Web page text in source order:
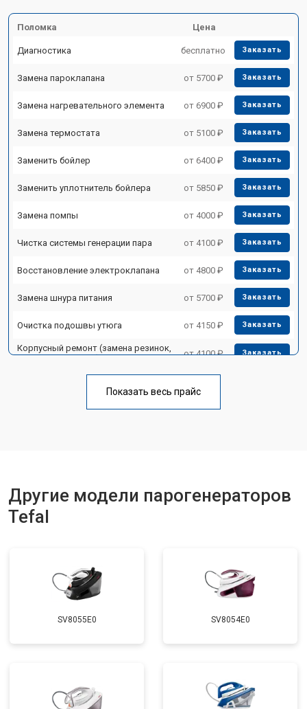
Поломка Цена
Диагностика бесплатно Заказать
Замена пароклапана от 5700 ₽ Заказать
Замена нагревательного элемента от 6900 ₽ Заказать
Замена термостата от 5100 ₽ Заказать
Заменить бойлер от 6400 ₽ Заказать
Заменить уплотнитель бойлера от 5850 ₽ Заказать
Замена помпы от 4000 ₽ Заказать
Чистка системы генерации пара от 4100 ₽ Заказать
Восстановление электроклапана от 4800 ₽ Заказать
Замена шнура питания от 5700 ₽ Заказать
Очистка подошвы утюга от 4150 ₽ Заказать
Корпусный ремонт (замена резинок,
креплений, кнопок)
от 4100 ₽ Заказать
Замена клапана давления от 5850 ₽
Показать весь прайс
Другие модели парогенераторов
Tefal
SV8055E0 SV8054E0